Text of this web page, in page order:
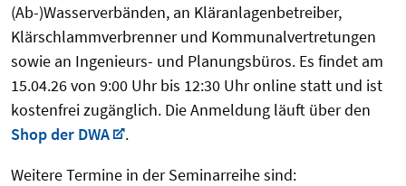
(Ab-)Wasserverbänden, an Kläranlagenbetreiber,
Klärschlammverbrenner und Kommunalvertretungen
sowie an Ingenieurs- und Planungsbüros. Es findet am
15.04.26 von 9:00 Uhr bis 12:30 Uhr online statt und ist
kostenfrei zugänglich. Die Anmeldung läuft über den
Shop der DWA
.
Weitere Termine in der Seminarreihe sind: